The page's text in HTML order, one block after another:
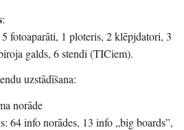
:
1 ploteris, 2 klēpjdatori, 3
galds, 6 stendi (TICiem).
uzstādīšana:
norāde
info norādes, 13 info „big boards”,